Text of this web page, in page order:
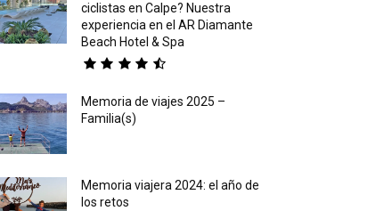
ciclistas en Calpe? Nuestra
experiencia en el AR Diamante
Beach Hotel & Spa
Memoria de viajes 2025 –
Familia(s)
Memoria viajera 2024: el año de
los retos